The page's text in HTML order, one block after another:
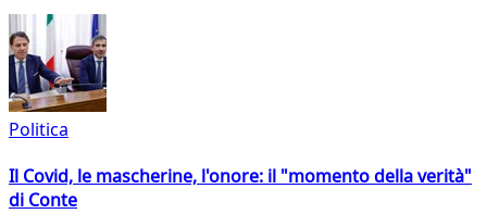
Politica
Il Covid, le mascherine, l'onore: il "momento della verità"
di Conte